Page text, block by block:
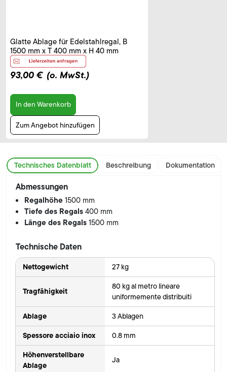
Glatte Ablage für Edelstahlregal, B
1500 mm x T 400 mm x H 40 mm
93,00 € (o. MwSt.)
In den Warenkorb
Zum Angebot hinzufügen
Technisches Datenblatt Beschreibung Dokumentation
Abmessungen
Regalhöhe1500 mm
Tiefe des Regals400 mm
Länge des Regals1500 mm
Technische Daten
Nettogewicht 27 kg
Tragfähigkeit
80 kg al metro lineare
uniformemente distribuiti
Ablage 3 Ablagen
Spessore acciaio inox 0.8 mm
Höhenverstellbare
Ablage
Ja